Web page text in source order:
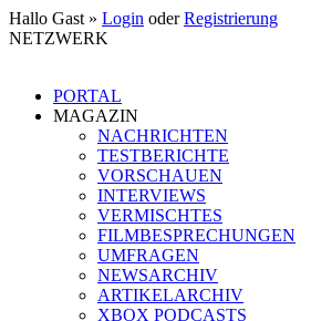
Hallo Gast » Login oderRegistrierung
NETZWERK
PORTAL
MAGAZIN
NACHRICHTEN
TESTBERICHTE
VORSCHAUEN
INTERVIEWS
VERMISCHTES
FILMBESPRECHUNGEN
UMFRAGEN
NEWSARCHIV
ARTIKELARCHIV
XBOX PODCASTS